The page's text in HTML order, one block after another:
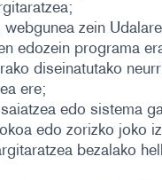
zein
edozein programa
diseinatutako
ere;
edo sistema
edo zorizko joko
bezalako